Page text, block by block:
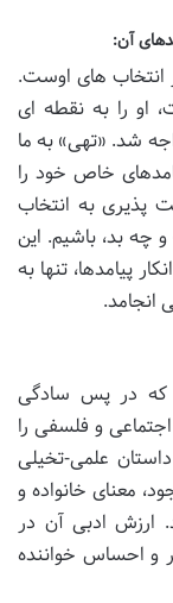
آن:
انتخاب های اوست.
او را به نقطه ای
شد. «تهی» به ما
خاص خود را
پذیری به انتخاب
چه بد، باشیم. این
پیامدها، تنها به
انجامد.
که در پس سادگی
و فلسفی را
علمی-تخیلی
معنای خانواده و
ارزش ادبی آن در
و احساس خواننده